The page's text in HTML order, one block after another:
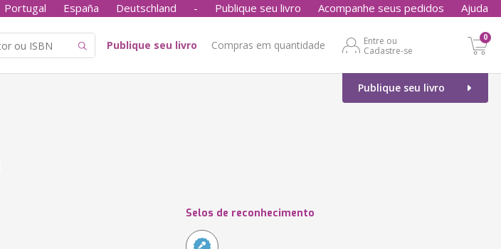
Portugal España Deutschland - Publique seu livro Acompanhe seus pedidos Ajuda
Publique seu livro Compras em quantidade
Entre ou
Cadastre-se
0
Publique seu livro
Selos de reconhecimento